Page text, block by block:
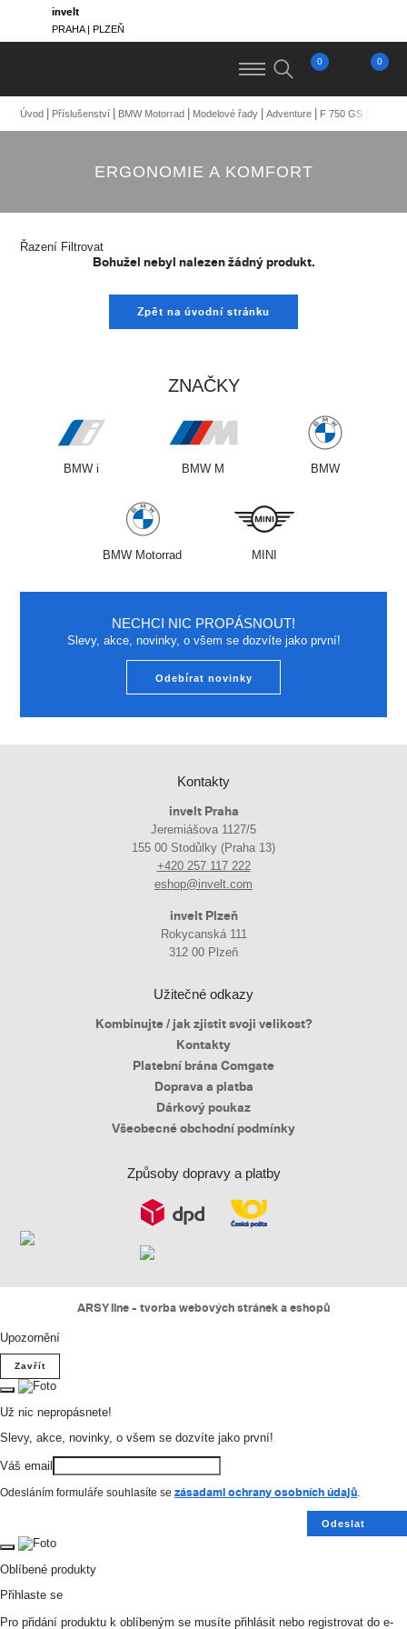
invelt
PRAHA | PLZEŇ
0 0
Úvod Příslušenství BMW Motorrad Modelové řady Adventure F 750 GS
ERGONOMIE A KOMFORT
Řazení Filtrovat
Bohužel nebyl nalezen žádný produkt.
Zpět na úvodní stránku
ZNAČKY
BMW i BMW M BMW
BMW Motorrad MINI
NECHCI NIC PROPÁSNOUT!
Slevy, akce, novinky, o všem se dozvíte jako první!
Odebírat novinky
Kontakty
invelt Praha
Jeremiášova 1127/5
155 00 Stodůlky (Praha 13)
+420 257 117 222
eshop@invelt.com
invelt Plzeň
Rokycanská 111
312 00 Plzeň
Užitečné odkazy
Kombinujte / jak zjistit svoji velikost?
Kontakty
Platební brána Comgate
Doprava a platba
Dárkový poukaz
Všeobecné obchodní podmínky
Způsoby dopravy a platby
ARSY line - tvorba webových stránek a eshopů
Upozornění
Zavřít
Už nic nepropásnete!
Slevy, akce, novinky, o všem se dozvíte jako první!
Váš email
Odesláním formuláře souhlasíte se zásadami ochrany osobních údajů.
Odeslat
Oblíbené produkty
Přihlaste se
Pro přidání produktu k oblíbeným se musíte přihlásit nebo registrovat do e-